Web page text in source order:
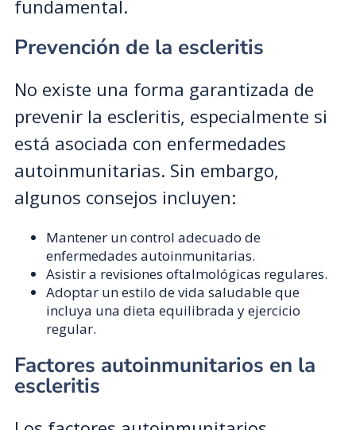
fundamental.
Prevención de la escleritis
No existe una forma garantizada de
prevenir la escleritis, especialmente si
está asociada con enfermedades
autoinmunitarias. Sin embargo,
algunos consejos incluyen:
Mantener un control adecuado de
enfermedades autoinmunitarias.
Asistir a revisiones oftalmológicas regulares.
Adoptar un estilo de vida saludable que
incluya una dieta equilibrada y ejercicio
regular.
Factores autoinmunitarios en la
escleritis